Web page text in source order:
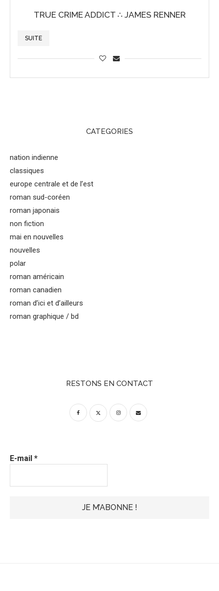
TRUE CRIME ADDICT ∴ JAMES RENNER
SUITE
CATEGORIES
nation indienne
classiques
europe centrale et de l’est
roman sud-coréen
roman japonais
non fiction
mai en nouvelles
nouvelles
polar
roman américain
roman canadien
roman d’ici et d’ailleurs
roman graphique / bd
RESTONS EN CONTACT
E-mail *